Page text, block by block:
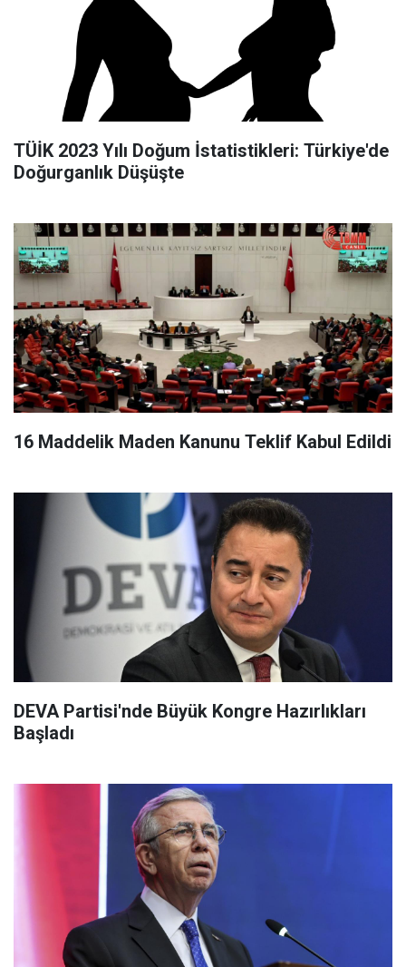
TÜİK 2023 Yılı Doğum İstatistikleri: Türkiye'de
Doğurganlık Düşüşte
16 Maddelik Maden Kanunu Teklif Kabul Edildi
DEVA Partisi'nde Büyük Kongre Hazırlıkları
Başladı